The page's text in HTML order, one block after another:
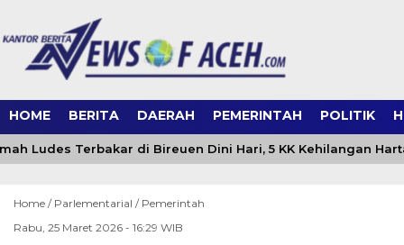
HOME BERITA DAERAH PEMERINTAH POLITIK
Ludes Terbakar di Bireuen Dini Hari, 5 KK Kehilangan
Home / Parlementarial / Pemerintah
Rabu, 25 Maret 2026 - 16:29 WIB